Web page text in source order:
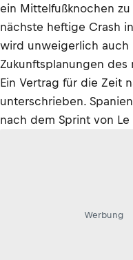
ein Mittelfußknochen
nächste heftige Crash
wird unweigerlich auch
Zukunftsplanungen
Ein Vertrag für die Zeit
unterschrieben.
nach dem Sprint von
Werbung